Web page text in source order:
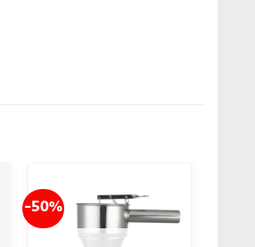
-50%